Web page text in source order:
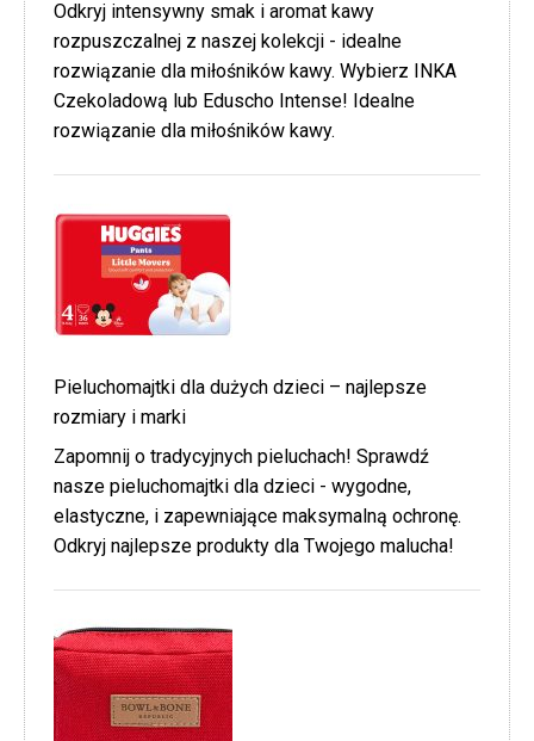
Odkryj intensywny smak i aromat kawy
rozpuszczalnej z naszej kolekcji - idealne
rozwiązanie dla miłośników kawy. Wybierz INKA
Czekoladową lub Eduscho Intense! Idealne
rozwiązanie dla miłośników kawy.
Pieluchomajtki dla dużych dzieci – najlepsze
rozmiary i marki
Zapomnij o tradycyjnych pieluchach! Sprawdź
nasze pieluchomajtki dla dzieci - wygodne,
elastyczne, i zapewniające maksymalną ochronę.
Odkryj najlepsze produkty dla Twojego malucha!